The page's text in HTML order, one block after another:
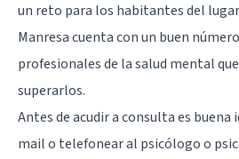
un reto para los habitantes del
Manresa cuenta con un buen
profesionales de la salud mental
superarlos.
Antes de acudir a consulta es buena
mail o telefonear al psicólogo o